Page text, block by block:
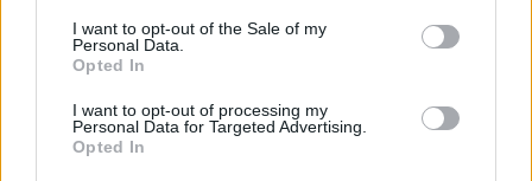
consent section.
I want to opt-out of the Sale of my
Personal Data.
Opted In
I want to opt-out of processing my
Personal Data for Targeted Advertising.
Opted In
NEWS